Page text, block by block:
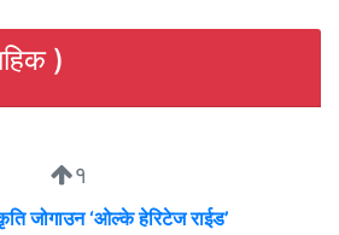
)
१
जोगाउन ‘ओल्के हेरिटेज राईड’